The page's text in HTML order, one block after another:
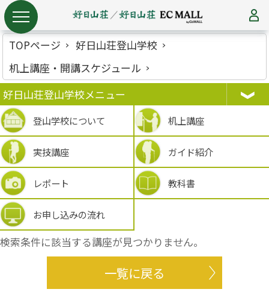
TOPページ
好日山荘登山学校
机上講座・開講スケジュール
好日山荘登山学校メニュー
登山学校について 机上講座
実技講座 ガイド紹介
レポート 教科書
お申し込みの流れ
検索条件に該当する講座が見つかりません。
一覧に戻る